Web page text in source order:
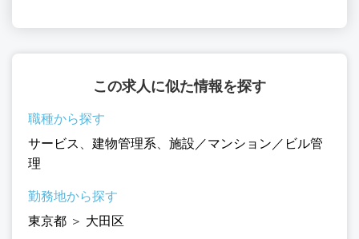
この求人に似た情報を探す
職種から探す
サービス
建物管理系
施設／マンション／ビル管
理
勤務地から探す
東京都 ＞ 大田区